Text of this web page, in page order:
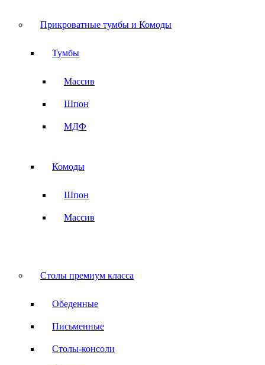
Прикроватные тумбы и Комоды
Тумбы
Массив
Шпон
МДФ
Комоды
Шпон
Массив
Столы премиум класса
Обеденные
Письменные
Столы-консоли